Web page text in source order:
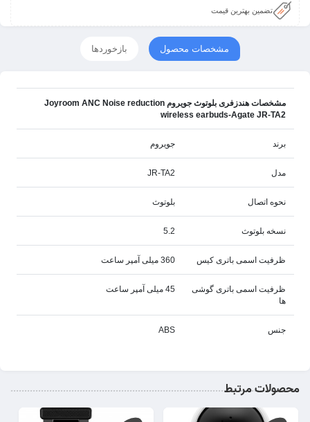
تضمین بهترین قیمت
مشخصات محصول بازخوردها
مشخصات هندزفری بلوتوث جویروم Joyroom ANC Noise reduction
wireless earbuds-Agate JR-TA2
برند جویروم
مدل JR-TA2
نحوه اتصال بلوتوث
نسخه بلوتوث 5.2
ظرفیت اسمی باتری کیس 360 میلی آمپر ساعت
ظرفیت اسمی باتری گوشی
ها
45 میلی آمپر ساعت
جنس ABS
محصولات مرتبط